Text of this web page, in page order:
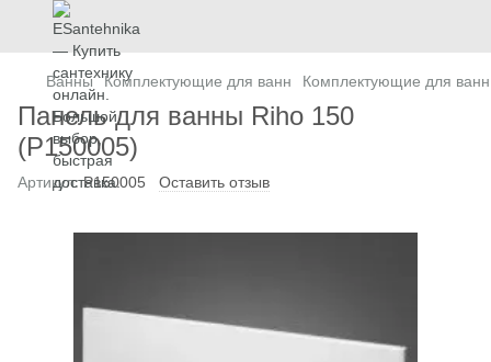
Ванны Комплектующие для ванн Комплектующие для
Панель для ванны Riho 150
(P150005)
Артикул:P150005 Оставить отзыв